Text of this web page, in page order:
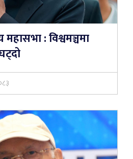
महासभा : विश्वमञ्चमा